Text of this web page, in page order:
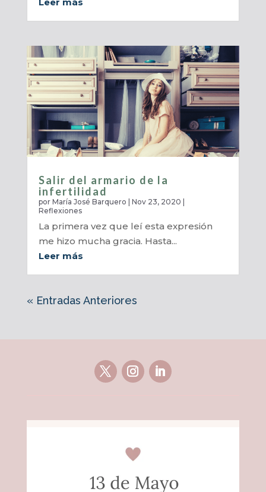
Salir del armario de la
infertilidad
por María José Barquero Nov 23, 2020
Reflexiones
La primera vez que leí esta expresión
me hizo mucha gracia. Hasta...
Leer más
« Entradas Anteriores